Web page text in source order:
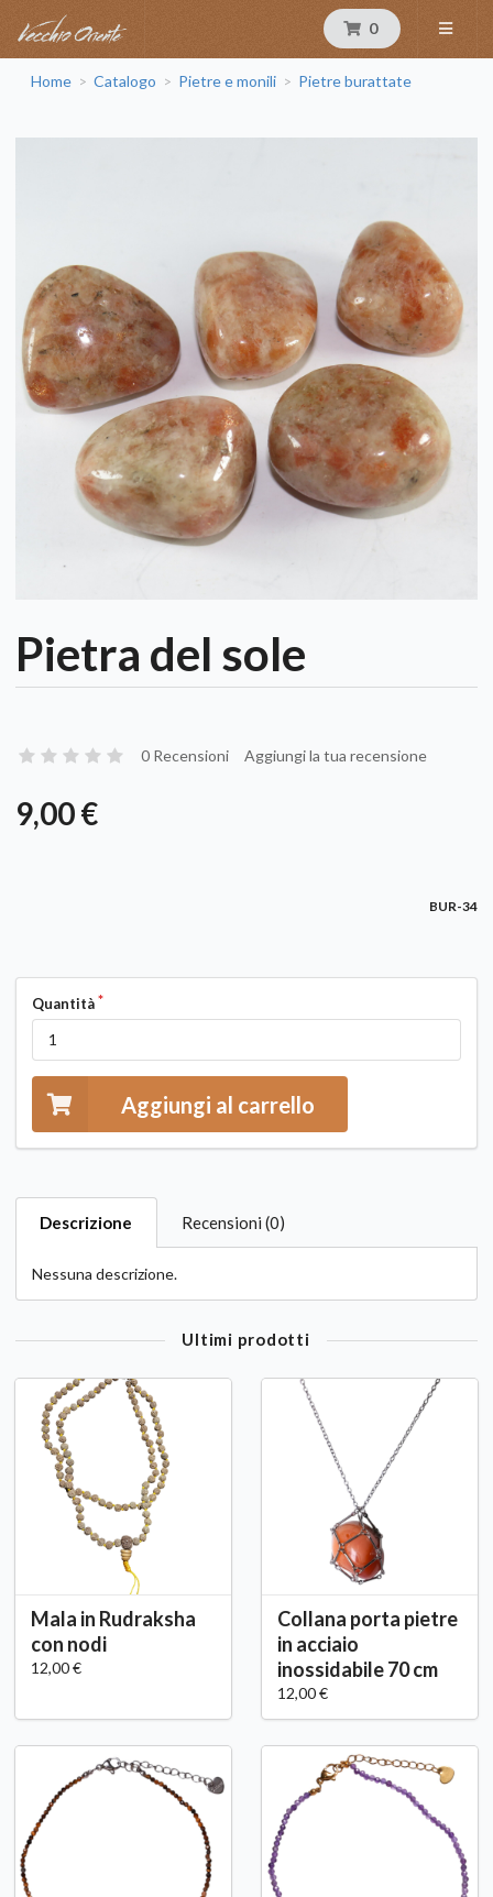
0
Home > Catalogo > Pietre e monili > Pietre burattate
Pietra del sole
0 Recensioni Aggiungi la tua recensione
9,00 €
BUR-34
Quantità
Aggiungi al carrello
Descrizione Recensioni (0)
Nessuna descrizione.
Ultimi prodotti
Mala in Rudraksha
con nodi
12,00 €
Collana porta pietre
in acciaio
inossidabile 70 cm
12,00 €